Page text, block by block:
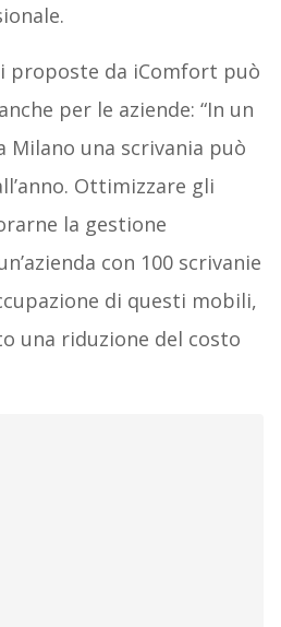
proposte da iComfort può
per le aziende: “In un
Milano una scrivania può
Ottimizzare gli
la gestione
con 100 scrivanie
di questi mobili,
una riduzione del costo